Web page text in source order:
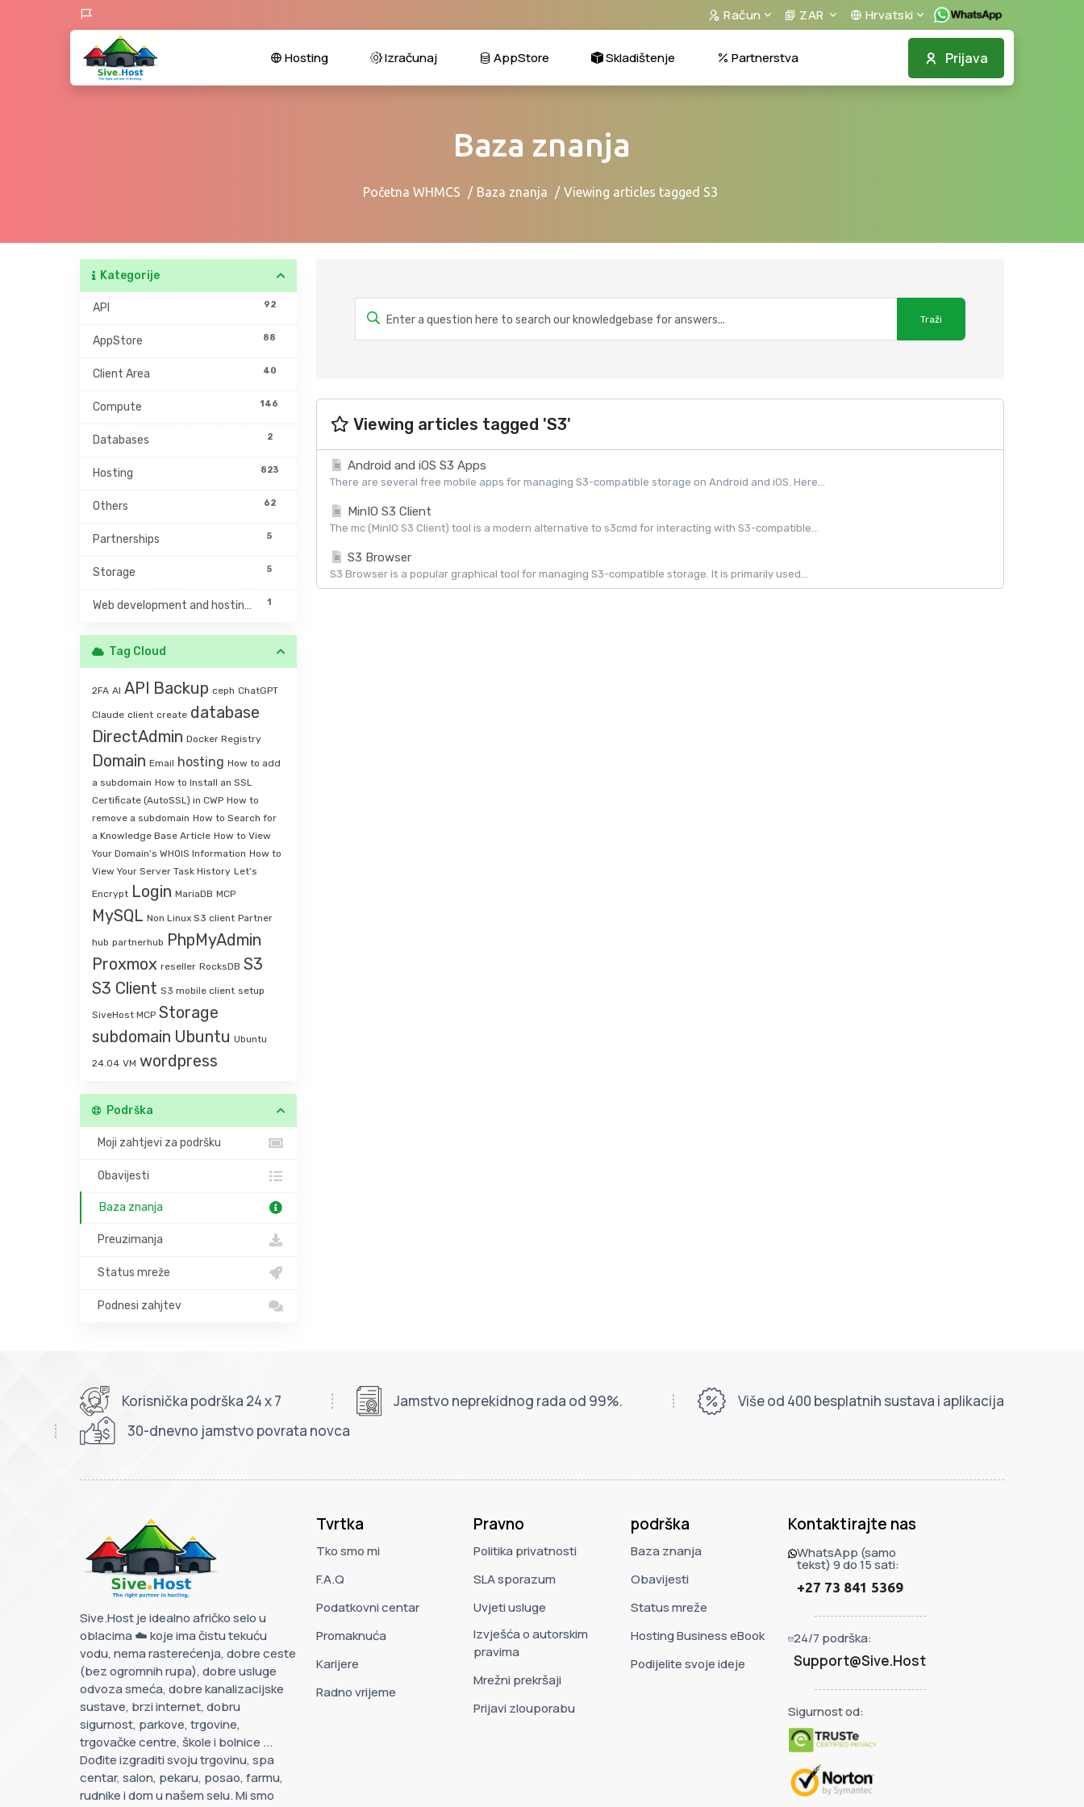
Račun ZAR Hrvatski
Prijava
Hosting Izračunaj AppStore Skladištenje Partnerstva
Baza znanja
Početna WHMCS Baza znanja Viewing articles tagged S3
Kategorije
92
API
88
AppStore
40
Client Area
146
Compute
2
Databases
823
Hosting
62
Others
5
Partnerships
5
Storage
1
Web development and hosting management
Tag Cloud
2FA AI API Backup ceph ChatGPT
Claude client create database
DirectAdmin Docker Registry
Domain Email hosting How to add
a subdomain How to Install an SSL
Certificate (AutoSSL) in CWP How to
remove a subdomain How to Search for
a Knowledge Base Article How to View
Your Domain’s WHOIS Information How to
View Your Server Task History Let’s
Encrypt Login MariaDB MCP
MySQL Non Linux S3 client Partner
hub partnerhub PhpMyAdmin
Proxmox reseller RocksDB S3
S3 Client S3 mobile client setup
SiveHost MCP Storage
subdomain Ubuntu Ubuntu
24.04 VM wordpress
Podrška
Moji zahtjevi za podršku
Obavijesti
Baza znanja
Preuzimanja
Status mreže
Podnesi zahjtev
Viewing articles tagged 'S3'
Android and iOS S3 Apps
There are several free mobile apps for managing S3-compatible storage on Android and iOS. Here...
MinIO S3 Client
The mc (MinIO S3 Client) tool is a modern alternative to s3cmd for interacting with S3-compatible...
S3 Browser
S3 Browser is a popular graphical tool for managing S3-compatible storage. It is primarily used...
Korisnička podrška 24 x 7 Jamstvo neprekidnog rada od 99%.
Više od 400 besplatnih sustava i aplikacija
30-dnevno jamstvo povrata novca
Sive.Host je idealno afričko selo u
oblacima ☁️ koje ima čistu tekuću
vodu, nema rasterećenja, dobre ceste
(bez ogromnih rupa), dobre usluge
odvoza smeća, dobre kanalizacijske
sustave, brzi internet, dobru
sigurnost, parkove, trgovine,
trgovačke centre, škole i bolnice ...
Dođite izgraditi svoju trgovinu, spa
centar, salon, pekaru, posao, farmu,
rudnike i dom u našem selu. Mi smo
Tvrtka
Tko smo mi
F.A.Q
Podatkovni centar
Promaknuća
Karijere
Radno vrijeme
Pravno
Politika privatnosti
SLA sporazum
Uvjeti usluge
Izvješća o autorskim
pravima
Mrežni prekršaji
Prijavi zlouporabu
podrška
Baza znanja
Obavijesti
Status mreže
Hosting Business eBook
Podijelite svoje ideje
Kontaktirajte nas
WhatsApp (samo
tekst) 9 do 15 sati:
+27 73 841 5369
24/7 podrška:
Support@Sive.Host
Sigurnost od: